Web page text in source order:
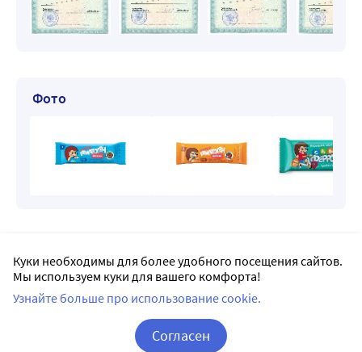
Фото
Доставка Феррогематоген в Ростове-на-Дону
Заказывая на Apteka.ru, можно выбрать доставку
в удобную для вас аптеку рядом с домом или по дороге
Все пункты доставки в Ростове-на-Дону – 505 аптек.
Куки необходимы для более удобного посещения сайтов.
Мы используем куки для вашего комфорта!
Узнайте больше про использование cookie.
Согласен